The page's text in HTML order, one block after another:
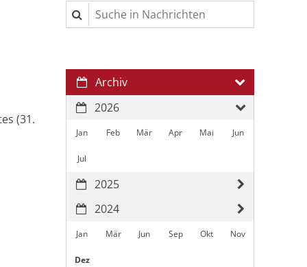
(31.
Suche in Nachrichten
Archiv
2026
Jan Feb Mär Apr Mai Jun
Jul
2025
2024
Jan Mär Jun Sep Okt Nov
Dez